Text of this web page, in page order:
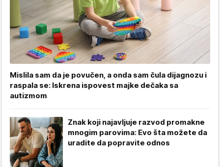
Mislila sam da je povučen, a onda sam čula dijagnozu i
raspala se: Iskrena ispovest majke dečaka sa
autizmom
Znak koji najavljuje razvod promakne
mnogim parovima: Evo šta možete da
uradite da popravite odnos